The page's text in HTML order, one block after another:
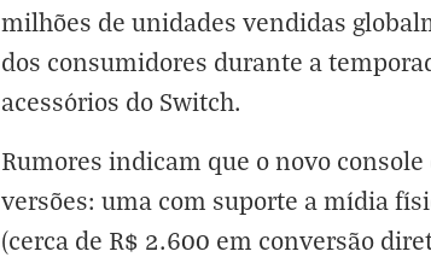
milhões de unidades vendidas
dos consumidores durante a
acessórios do Switch.
Rumores indicam que o novo
versões: uma com suporte a mídia
(cerca de R$ 2.600 em conversão